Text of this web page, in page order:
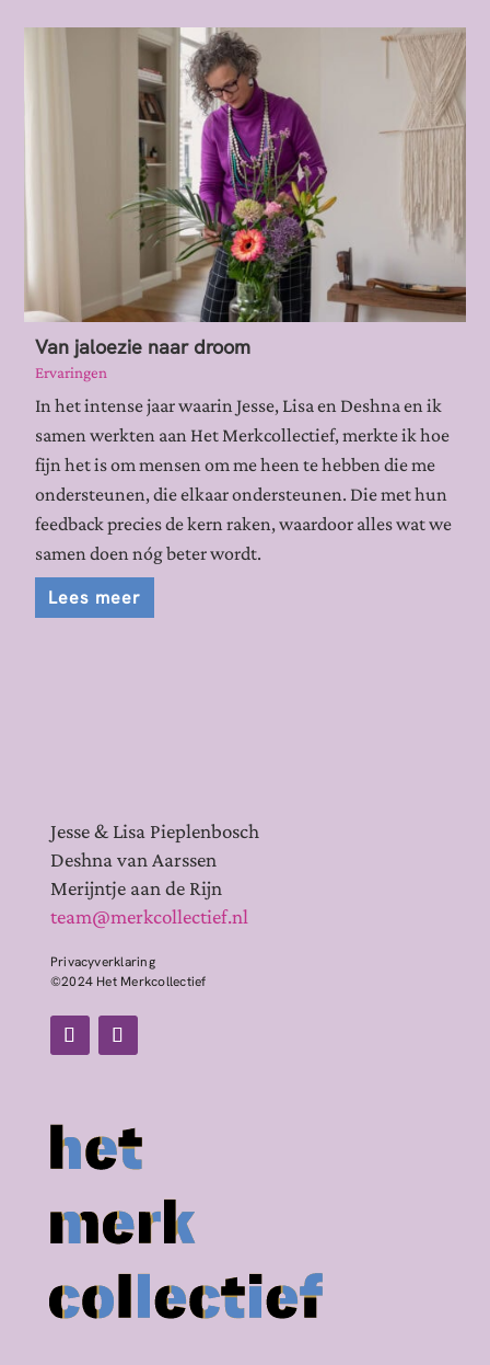
Van jaloezie naar droom
Ervaringen
In het intense jaar waarin Jesse, Lisa en Deshna en ik
samen werkten aan Het Merkcollectief, merkte ik hoe
fijn het is om mensen om me heen te hebben die me
ondersteunen, die elkaar ondersteunen. Die met hun
feedback precies de kern raken, waardoor alles wat we
samen doen nóg beter wordt.
Lees meer
Jesse & Lisa Pieplenbosch
Deshna van Aarssen
Merijntje aan de Rijn
team@merkcollectief.nl
Privacyverklaring
©2024 Het Merkcollectief